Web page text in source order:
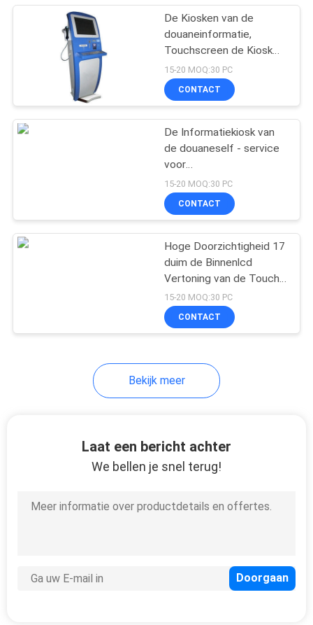
RFID-Kaartautomaat
Magnetische
Kaartautomaat
smartcardautomaat
Automaat Bill
De Kiosken van de
douaneinformatie,
Touchscreen de Kiosk
van de Rekeningsbetaling
voor Benzinestation
15-20 MOQ:30 PC
CONTACT
De Informatiekiosk van
de douaneself - service
voor
Gehandicapte/Gevangene
met Toetsenbord
15-20 MOQ:30 PC
CONTACT
Hoge Doorzichtigheid 17
duim de Binnenlcd
Vertoning van de Touch
screenkiosk, Hunt
Key/Grote Muurmacht
15-20 MOQ:30 PC
CONTACT
Bekijk meer
Laat een bericht achter
We bellen je snel terug!